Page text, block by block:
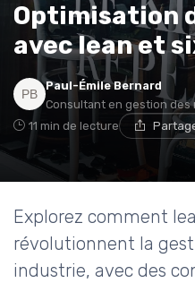
Optimisation
avec lean et
Paul-Émile Bernard
Consultant en gestion des
11 min de lecture
Explorez comment
révolutionnent la
industrie, avec des